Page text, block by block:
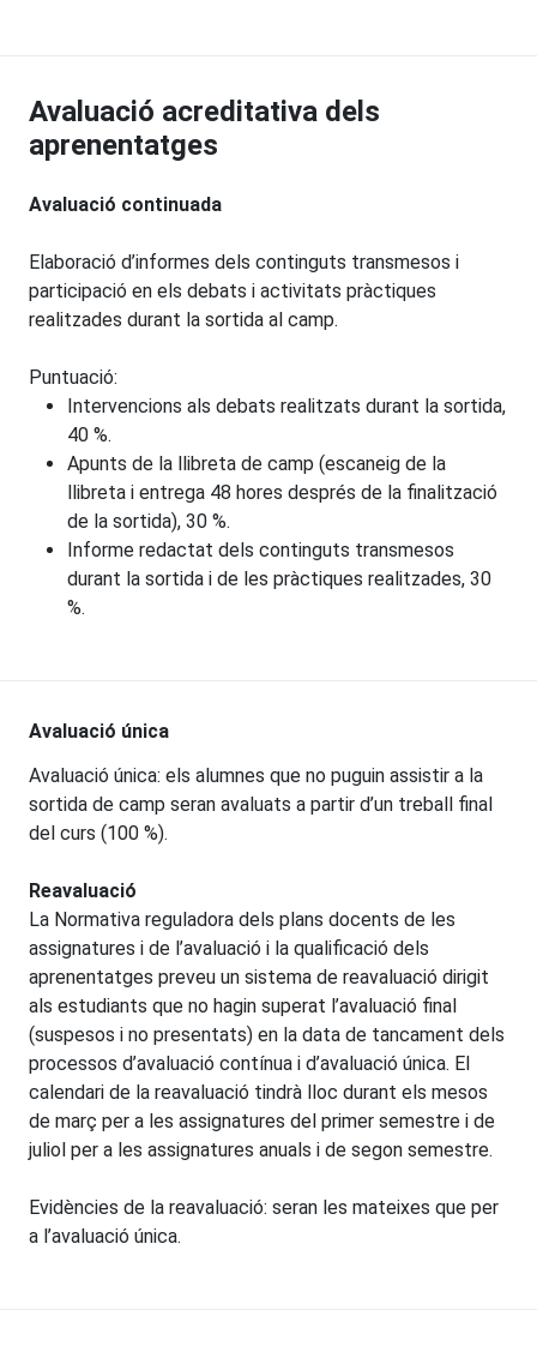
Avaluació acreditativa dels
aprenentatges
Avaluació continuada
Elaboració d’informes dels continguts transmesos i
participació en els debats i activitats pràctiques
realitzades durant la sortida al camp.
Puntuació:
Intervencions als debats realitzats durant la sortida,
40 %.
Apunts de la llibreta de camp (escaneig de la
llibreta i entrega 48 hores després de la finalització
de la sortida), 30 %.
Informe redactat dels continguts transmesos
durant la sortida i de les pràctiques realitzades, 30
%.
Avaluació única
Avaluació única: els alumnes que no puguin assistir a la
sortida de camp seran avaluats a partir d’un treball final
del curs (100 %).
Reavaluació
La Normativa reguladora dels plans docents de les
assignatures i de l’avaluació i la qualificació dels
aprenentatges preveu un sistema de reavaluació dirigit
als estudiants que no hagin superat l’avaluació final
(suspesos i no presentats) en la data de tancament dels
processos d’avaluació contínua i d’avaluació única. El
calendari de la reavaluació tindrà lloc durant els mesos
de març per a les assignatures del primer semestre i de
juliol per a les assignatures anuals i de segon semestre.
Evidències de la reavaluació: seran les mateixes que per
a l’avaluació única.